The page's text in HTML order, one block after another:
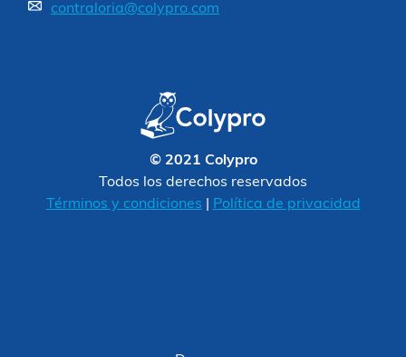
contraloria@colypro.com
© 2021 Colypro
Todos los derechos reservados
Términos y condiciones
Política de privacidad